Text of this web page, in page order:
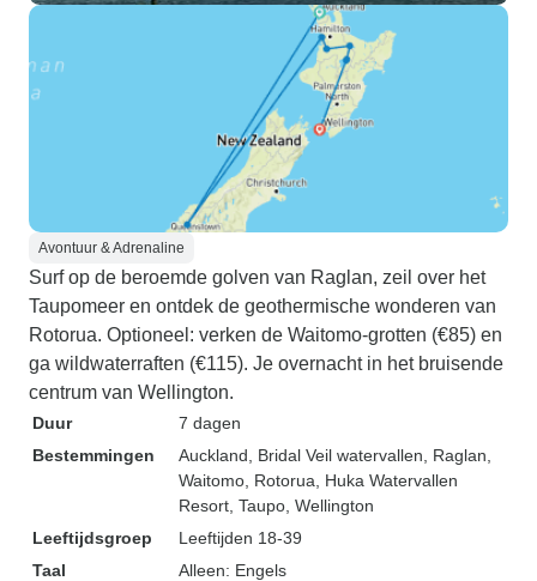
Avontuur & Adrenaline
Surf op de beroemde golven van Raglan, zeil over het
Taupomeer en ontdek de geothermische wonderen van
Rotorua. Optioneel: verken de Waitomo-grotten (€85) en
ga wildwaterraften (€115). Je overnacht in het bruisende
centrum van Wellington.
Duur
7 dagen
Bestemmingen
Auckland , Bridal Veil watervallen , Raglan
Waitomo , Rotorua , Huka Watervallen
Resort , Taupo , Wellington
Leeftijdsgroep
Leeftijden 18-39
Taal
Alleen: Engels